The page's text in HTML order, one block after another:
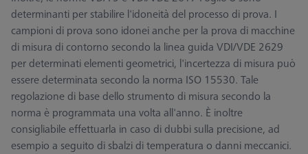
determinanti per stabilire l'idoneità del processo di prova. I
campioni di prova sono idonei anche per la prova di macchine
di misura di contorno secondo la linea guida VDI/VDE 2629
per determinati elementi geometrici, l'incertezza di misura può
essere determinata secondo la norma ISO 15530. Tale
regolazione di base dello strumento di misura secondo la
norma è programmata una volta all'anno. È inoltre
consigliabile effettuarla in caso di dubbi sulla precisione, ad
esempio a seguito di sbalzi di temperatura o danni meccanici.